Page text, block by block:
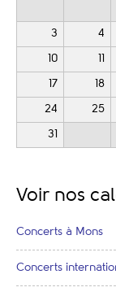
3 4
10 11
17 18
24 25
31
Voir nos
Concerts à Mons
Concerts